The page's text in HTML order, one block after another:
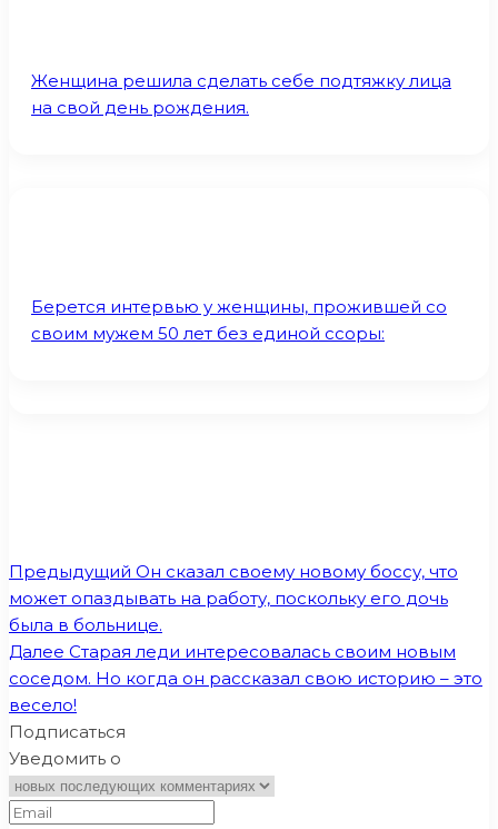
Женщина решила сделать себе подтяжку лица
на свой день рождения.
Берется интервью у женщины, прожившей со
своим мужем 50 лет без единой ссоры:
Предыдущий Он сказал своему новому боссу, что
может опаздывать на работу, поскольку его дочь
была в больнице.
Далее Старая леди интересовалась своим новым
соседом. Но когда он рассказал свою историю – это
весело!
Подписаться
Уведомить о